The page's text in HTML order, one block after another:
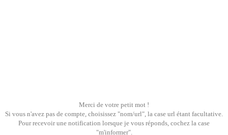
Merci de votre petit mot !
Si vous n'avez pas de compte, choisissez "nom/url", la case url étant facultative.
Pour recevoir une notification lorsque je vous réponds, cochez la case
"m'informer".